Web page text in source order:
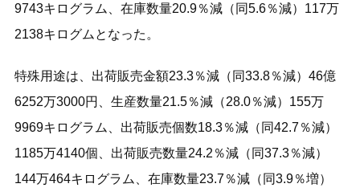
9743キログラム、在庫数量20.9％減（同5.6％減）117万
2138キログムとなった。
特殊用途は、出荷販売金額23.3％減（同33.8％減）46億
6252万3000円、生産数量21.5％減（28.0％減）155万
9969キログラム、出荷販売個数18.3％減（同42.7％減）
1185万4140個、出荷販売数量24.2％減（同37.3％減）
144万464キログラム、在庫数量23.7％減（同3.9％増）